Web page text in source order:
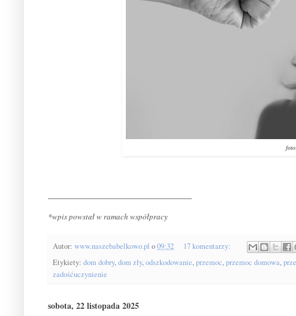
*wpis powstał w ramach współpracy
Autor: www.naszebabelkowo.pl o09:32
17 komentarzy:
Etykiety: dom dobry,dom zły,odszkodowanie,przemoc,przemoc domowa,
zadośćuczynienie
sobota, 22 listopada 2025